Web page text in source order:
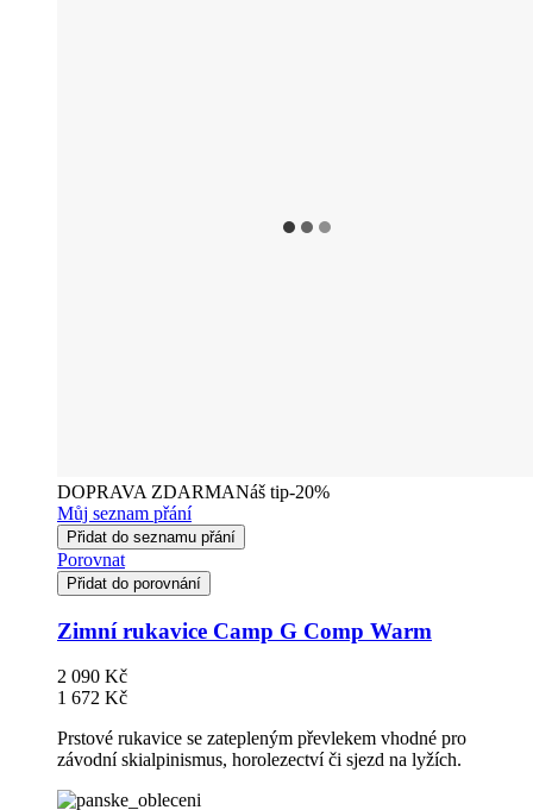
DOPRAVA ZDARMANáš tip-20%
Můj seznam přání
Přidat do seznamu přání
Porovnat
Přidat do porovnání
Zimní rukavice Camp G Comp Warm
2 090 Kč
1 672 Kč
Prstové rukavice se zatepleným převlekem vhodné pro
závodní skialpinismus, horolezectví či sjezd na lyžích.